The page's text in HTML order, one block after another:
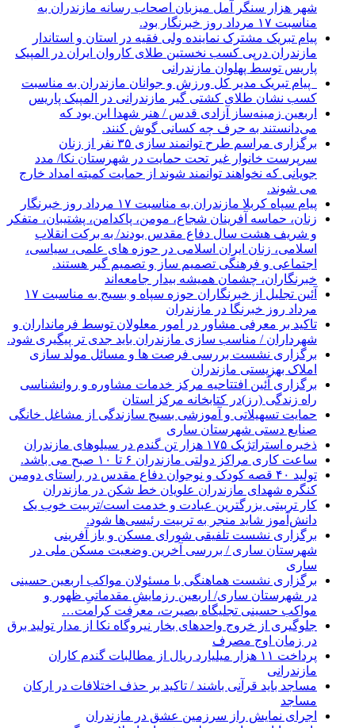
شهر هزار سنگر آمل میزبان اصحاب رسانه مازندران به
مناسبت ۱۷ مرداد روز خبرنگار بود.
پیام تبریک مشترک نماینده ولی فقیه در استان و استاندار
مازندران درپی کسب نخستین طلای کاروان ایران در المپیک
پاریس توسط پهلوان مازندرانی
‍ ‍ پیام تبریک مدیر کل ورزش و جوانان مازندران به مناسبت
کسب نشان طلای کشتی گیر مازندرانی در المپیک پاریس
اربعین زمینه‌ساز آزادی قدس / هنر شهدا این بود که
می‌دانستند به حرف چه کسانی گوش کنند.
برگزاری مراسم طرح توانمند سازی ۳۵ نفر از زنان
سرپرست خانوار غیر تحت حمایت در شهرستان نکا/ مدد
جویانی که نخواهند توانمند شوند از حمایت کمیته امداد خارج
می شوند.
پیام سپاه کربلا مازندران به مناسبت ۱۷ مرداد روز خبرنگار
زنان، حماسه آفرینان شجاع، مومن، پاکدامن، پشتیبان، متفکر
و شریف هشت سال دفاع مقدس بودند/ به برکت انقلاب
اسلامی، زنان ایران اسلامی در حوزه های علمی، سیاسی،
اجتماعی و فرهنگی تصمیم ساز و تصمیم گیر هستند.
خبرنگاران، چشمان همیشه بیدار جامعه‌اند
آئین تجلیل از خبرنگاران حوزه سپاه و بسیج به مناسبت ۱۷
مرداد روز خبرنگا در مازندران
تاکید بر معرفی مشاور در امور معلولان توسط فرمانداران و
شهرداران / مناسب سازی مازندران باید جدی تر پیگیری شود.
برگزاری نشست بررسی فرصت ها و مسائل مولد سازی
املاک بهزیستی مازندران
برگزاری آئین افتتاحیه مرکز خدمات مشاوره و روانشناسی
راه زندگی (رز)در کتابخانه مرکز استان
حمایت تسهیلاتی و آموزشی بسیج سازندگی از مشاغل خانگی
صنایع دستی شهرستان ساری
ذخیره استراتژیک ۱۷۵ هزار تن گندم در سیلوهای مازندران
ساعت کاری مراکز دولتی مازندران ۶ تا ۱۰ صبح می باشد.
تولید ۴۰ قصه کودک و نوجوان دفاع مقدس در راستای دومین
کنگره شهدای مازندران علویان خط شکن در مازندران
کار تربیتی بزرگترین عبادت و خدمت است/تربیت خوب یک
دانش‌آموز شاید منجر به تربیت رئیسی‌ها شود.
برگزاری ‌نشست تلفیقی شورای مسکن و باز آفرینی
شهرستان ساری / بررسی آخرین وضعیت مسکن ملی در
ساری
برگزاری نشست هماهنگی با مسئولان مواکب اربعین حسینی
در شهرستان ساری/ اربعین رزمایشِ مقدماتیِ ظهور و
مواکب حسینی تجلیگاه بصیرت، معرفت کرامت…
جلوگیری از خروج واحدهای بخار نیروگاه نکا از مدار تولید برق
در زمان اوج مصرف
پرداخت ۱۱ هزار میلیارد ریال از مطالبات گندم کاران
مازندرانی
مساجد باید قرآنی باشند / تاکید بر حذف اختلافات در ارکان
مساجد
اجرای نمایش راز سرزمین عشق در مازندران